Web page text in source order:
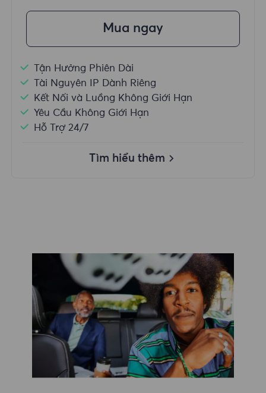
Mua ngay
Tận Hưởng Phiên Dài
Tài Nguyên IP Dành Riêng
Kết Nối và Luồng Không Giới Hạn
Yêu Cầu Không Giới Hạn
Hỗ Trợ 24/7
Tìm hiểu thêm